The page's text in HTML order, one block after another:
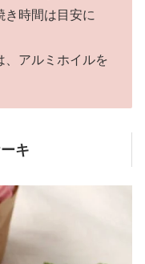
き時間は目安に
、アルミホイルを
キ